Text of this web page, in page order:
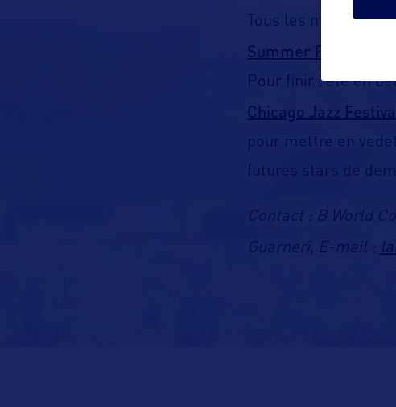
Tous les mardisdu
Summer Film Series
Pour finir l’été en
Chicago Jazz
pour mettre en
futures stars de
Contact : B World
Guarneri, E-mail :